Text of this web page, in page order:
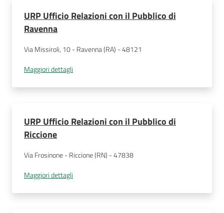
URP Ufficio Relazioni con il Pubblico di
Ravenna
Via Missiroli, 10 - Ravenna (RA) - 48121
Maggiori dettagli
URP Ufficio Relazioni con il Pubblico di
Riccione
Via Frosinone - Riccione (RN) - 47838
Maggiori dettagli